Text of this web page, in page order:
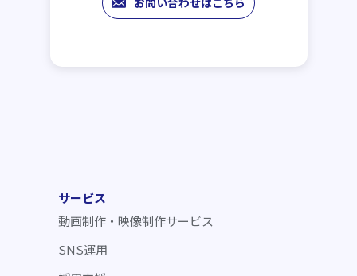
サービス
動画制作・映像制作サービス
SNS運用